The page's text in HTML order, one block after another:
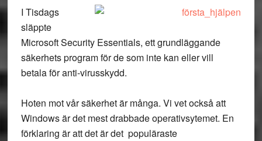
I Tisdags
släppte
Microsoft Security Essentials, ett grundläggande
säkerhets program för de som inte kan eller vill
betala för anti-virusskydd.
Hoten mot vår säkerhet är många. Vi vet också att
Windows är det mest drabbade operativsytemet. En
förklaring är att det är det populäraste